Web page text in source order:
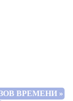
ВРЕМЕНИ »